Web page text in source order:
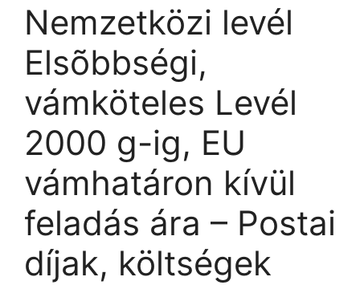
Nemzetközi levél
Elsõbbségi,
vámköteles Levél
2000 g-ig, EU
vámhatáron kívül
feladás ára – Postai
díjak, költségek